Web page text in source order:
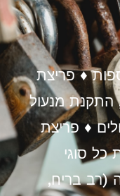
♦ פריצת
התקנת מנעול
♦ פריצת
כל סוגי
(רב בריח,